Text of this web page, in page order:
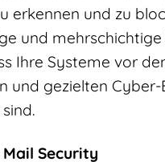
erkennen und zu
und
Ihre Systeme vor
und gezielten
Mail Security